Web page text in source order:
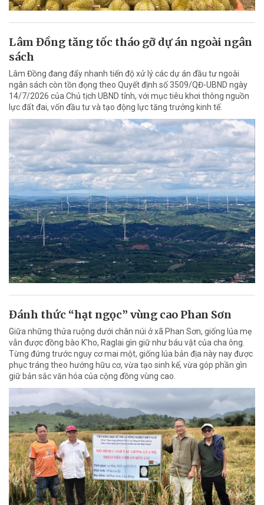
Lâm Đồng tăng tốc tháo gỡ dự án ngoài ngân
sách
Lâm Đồng đang đẩy nhanh tiến độ xử lý các dự án đầu tư ngoài
ngân sách còn tồn đọng theo Quyết định số 3509/QĐ-UBND ngày
14/7/2026 của Chủ tịch UBND tỉnh, với mục tiêu khơi thông nguồn
lực đất đai, vốn đầu tư và tạo động lực tăng trưởng kinh tế.
Đánh thức “hạt ngọc” vùng cao Phan Sơn
Giữa những thửa ruộng dưới chân núi ở xã Phan Sơn, giống lúa mẹ
vẫn được đồng bào K’ho, Raglai gìn giữ như báu vật của cha ông.
Từng đứng trước nguy cơ mai một, giống lúa bản địa này nay được
phục tráng theo hướng hữu cơ, vừa tạo sinh kế, vừa góp phần gìn
giữ bản sắc văn hóa của cộng đồng vùng cao.